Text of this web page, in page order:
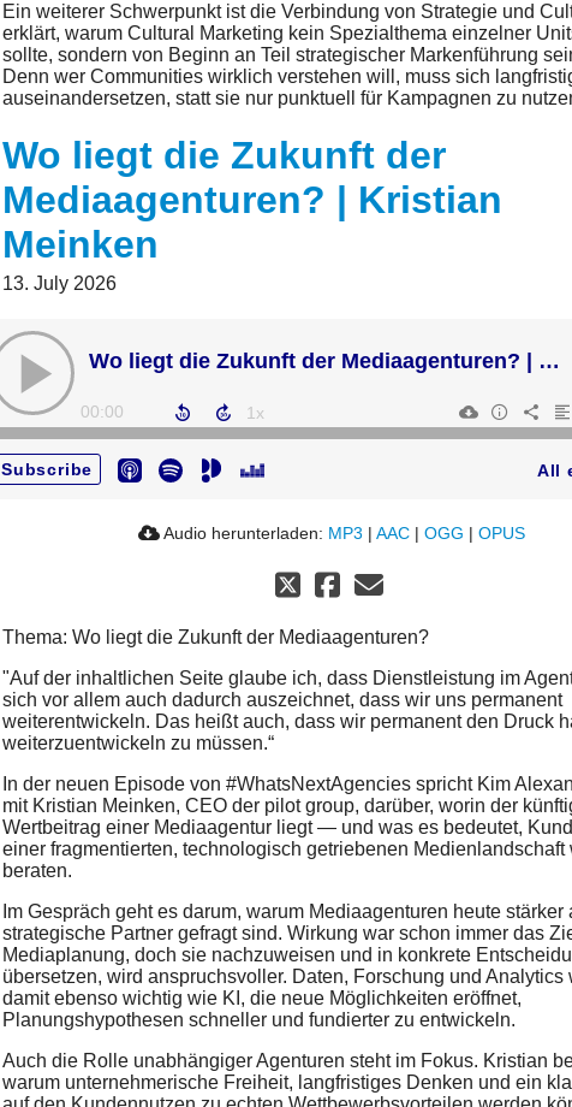
Ein weiterer Schwerpunkt ist die Verbindung von Strategie und
erklärt, warum Cultural Marketing kein Spezialthema einzelner
sollte, sondern von Beginn an Teil strategischer Markenführung
Denn wer Communities wirklich verstehen will, muss sich
auseinandersetzen, statt sie nur punktuell für Kampagnen zu
Wo liegt die Zukunft der
Mediaagenturen? | Kristian
Meinken
13. July 2026
Wo liegt die Zukunft der Mediaagenturen? | Kristian Meinken
00:00
Subscribe All
Audio herunterladen: MP3 | AAC | OGG | OPUS
Thema: Wo liegt die Zukunft der Mediaagenturen?
"Auf der inhaltlichen Seite glaube ich, dass Dienstleistung im
sich vor allem auch dadurch auszeichnet, dass wir uns permanent
weiterentwickeln. Das heißt auch, dass wir permanent den Druck
weiterzuentwickeln zu müssen.“
In der neuen Episode von #WhatsNextAgencies spricht Kim
mit Kristian Meinken, CEO der pilot group, darüber, worin der
Wertbeitrag einer Mediaagentur liegt — und was es bedeutet,
einer fragmentierten, technologisch getriebenen Medienlandschaft
beraten.
Im Gespräch geht es darum, warum Mediaagenturen heute stärker
strategische Partner gefragt sind. Wirkung war schon immer das
Mediaplanung, doch sie nachzuweisen und in konkrete
übersetzen, wird anspruchsvoller. Daten, Forschung und Analytics
damit ebenso wichtig wie KI, die neue Möglichkeiten eröffnet,
Planungshypothesen schneller und fundierter zu entwickeln.
Auch die Rolle unabhängiger Agenturen steht im Fokus. Kristian
warum unternehmerische Freiheit, langfristiges Denken und ein